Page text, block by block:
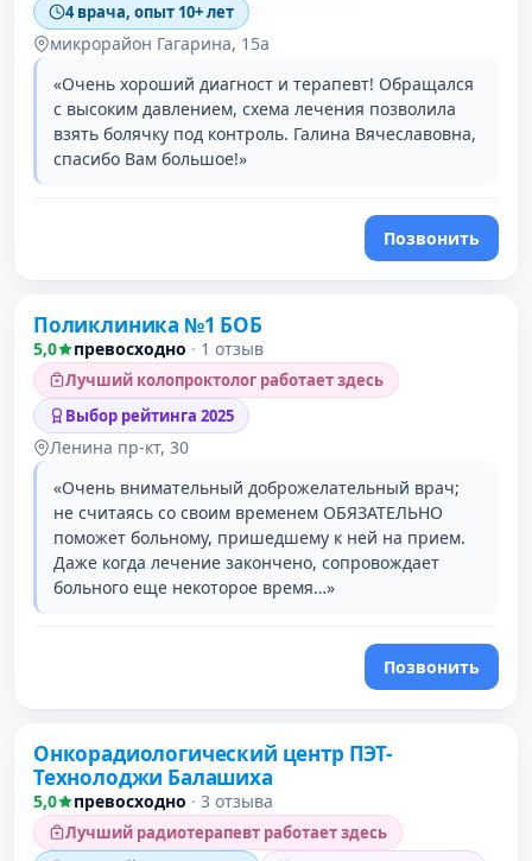
4 врача, опыт 10+ лет
микрорайон Гагарина, 15а
«Очень хороший диагност и терапевт! Обращался
с высоким давлением, схема лечения позволила
взять болячку под контроль. Галина Вячеславовна,
спасибо Вам большое!»
Позвонить
Поликлиника №1 БОБ
5,0 превосходно · 1 отзыв
Лучший колопроктолог работает здесь
Выбор рейтинга 2025
Ленина пр-кт, 30
«Очень внимательный доброжелательный врач;
не считаясь со своим временем ОБЯЗАТЕЛЬНО
поможет больному, пришедшему к ней на прием.
Даже когда лечение закончено, сопровождает
больного еще некоторое время…»
Позвонить
Онкорадиологический центр ПЭТ-
Технолоджи Балашиха
5,0 превосходно · 3 отзыва
Лучший радиотерапевт работает здесь